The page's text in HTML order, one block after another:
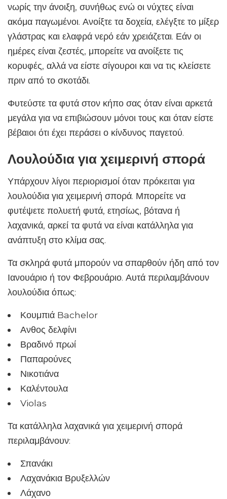
νωρίς την άνοιξη, συνήθως ενώ οι νύχτες είναι
ακόμα παγωμένοι. Ανοίξτε τα δοχεία, ελέγξτε το μίξερ
γλάστρας και ελαφρά νερό εάν χρειάζεται. Εάν οι
ημέρες είναι ζεστές, μπορείτε να ανοίξετε τις
κορυφές, αλλά να είστε σίγουροι και να τις κλείσετε
πριν από το σκοτάδι.
Φυτεύστε τα φυτά στον κήπο σας όταν είναι αρκετά
μεγάλα για να επιβιώσουν μόνοι τους και όταν είστε
βέβαιοι ότι έχει περάσει ο κίνδυνος παγετού.
Λουλούδια για χειμερινή σπορά
Υπάρχουν λίγοι περιορισμοί όταν πρόκειται για
λουλούδια για χειμερινή σπορά. Μπορείτε να
φυτέψετε πολυετή φυτά, ετησίως, βότανα ή
λαχανικά, αρκεί τα φυτά να είναι κατάλληλα για
ανάπτυξη στο κλίμα σας.
Τα σκληρά φυτά μπορούν να σπαρθούν ήδη από τον
Ιανουάριο ή τον Φεβρουάριο. Αυτά περιλαμβάνουν
λουλούδια όπως:
Κουμπιά Bachelor
Ανθος δελφίνι
Βραδινό πρωί
Παπαρούνες
Νικοτιάνα
Καλέντουλα
Violas
Τα κατάλληλα λαχανικά για χειμερινή σπορά
περιλαμβάνουν:
Σπανάκι
Λαχανάκια Βρυξελλών
Λάχανο